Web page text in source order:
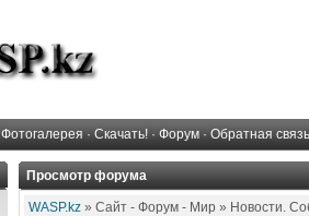
Фотогалерея · Скачать! · Форум · Обратная связь
Просмотр форума
WASP.kz » Сайт - Форум - Мир » Новости.